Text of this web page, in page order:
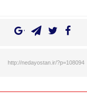
http://nedayostan.ir/?p=108094